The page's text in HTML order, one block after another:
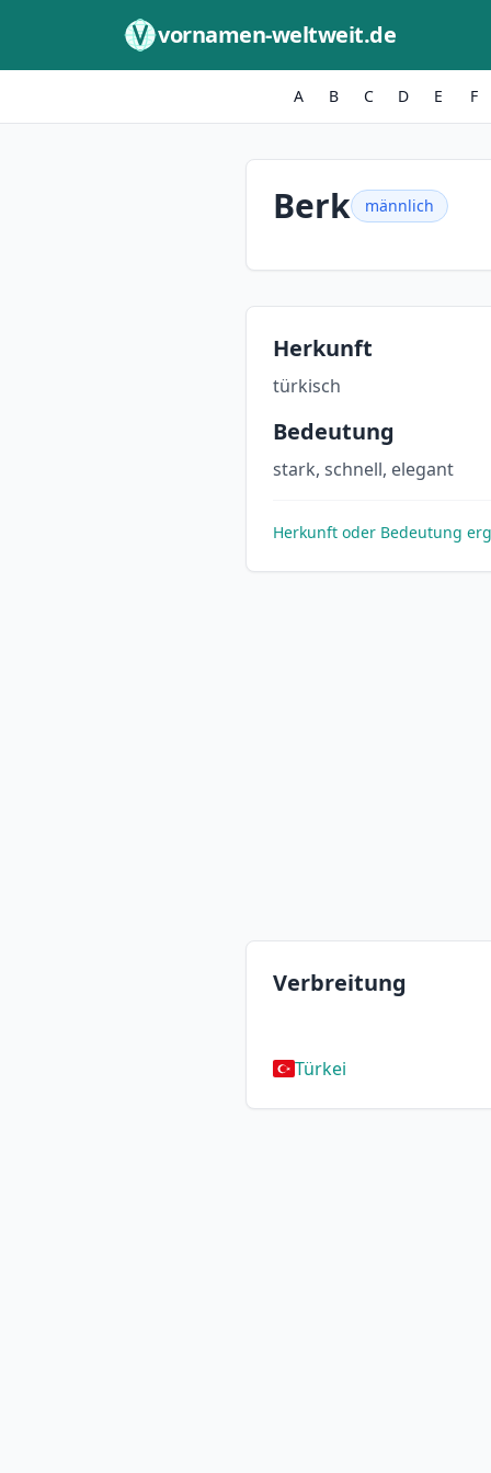
vornamen-weltweit.de
A B C D E F
Berk männlich
Herkunft
türkisch
Bedeutung
stark, schnell, elegant
Herkunft oder Bedeutung
Verbreitung
Türkei